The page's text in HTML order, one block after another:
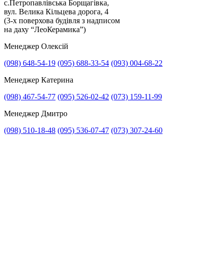
Отримати консультацію
с.Петропавлівська Борщагівка,
вул. Велика Кільцева дорога, 4
(3-х поверхова будівля з надписом
на даху “ЛеоКерамика”)
Менеджер Олексій
(098) 648-54-19 (095) 688-33-54 (093) 004-68-22
Менеджер Катерина
(098) 467-54-77 (095) 526-02-42 (073) 159-11-99
Менеджер Дмитро
(098) 510-18-48 (095) 536-07-47 (073) 307-24-60